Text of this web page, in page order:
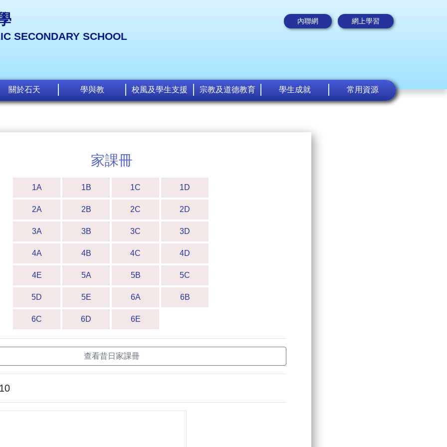
SECONDARY SCHOOL
內聯網 網上學習
關於石天 學與教 校風及學生支援 宗教及道德教育 學生成就 常用資源
家課冊
1A 1B 1C 1D
2A 2B 2C 2D
3A 3B 3C 3D
4A 4B 4C 4D
4E 5A 5B 5C
5D 5E 6A 6B
6C 6D 6E
查看昔日家課冊